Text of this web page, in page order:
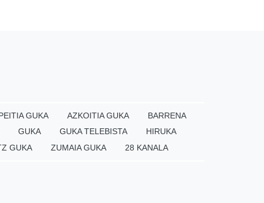
GUKA AZKOITIA GUKA
BARRENA
GUKA GUKA TELEBISTA
HIRUKA
GUKA ZUMAIA GUKA 28 KANALA